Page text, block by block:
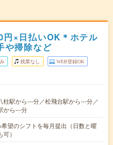
円×日払いOK＊ホテル
や掃除など
残業なし WEB登録OK
柱駅から---分／松飛台駅から---分／
から---分
望のシフトを毎月提出（日数と曜
）